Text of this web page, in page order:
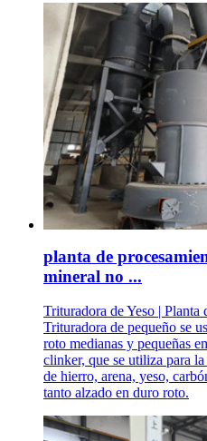
planta de
mineral no ...
Trituradora de Yeso | Planta
Trituradora de pequeño se
roto medianas y pequeñas
clinker, que se utiliza para
de hierro, arena, yeso,
tanto alzado en duro roto.